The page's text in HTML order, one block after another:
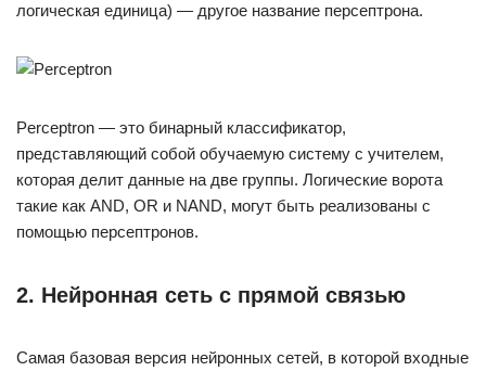
логическая единица) — другое название персептрона.
Perceptron — это бинарный классификатор,
представляющий собой обучаемую систему с учителем,
которая делит данные на две группы. Логические ворота
такие как AND, OR и NAND, могут быть реализованы с
помощью персептронов.
2. Нейронная сеть с прямой связью
Самая базовая версия нейронных сетей, в которой входные